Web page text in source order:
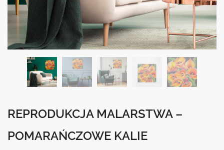
REPRODUKCJA MALARSTWA –
POMARAŃCZOWE KALIE